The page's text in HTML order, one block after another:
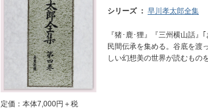
定価：本体7,000円＋税
シリーズ ： 早川孝太郎全集
『猪･鹿･狸』『三州横山話
民間伝承を集める。谷底を渡
しい幻想美の世界が読むもの